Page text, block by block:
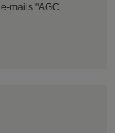
mails "AGC